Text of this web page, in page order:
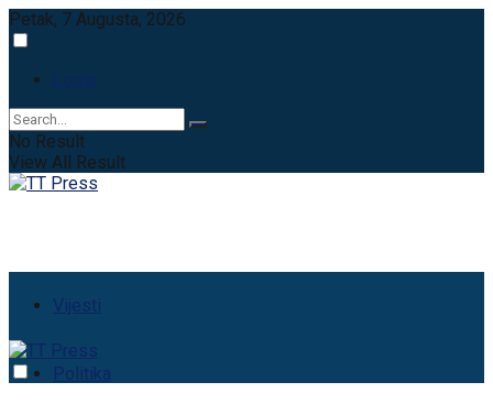
Petak, 7 Augusta, 2026
Login
No Result
View All Result
Vijesti
Politika